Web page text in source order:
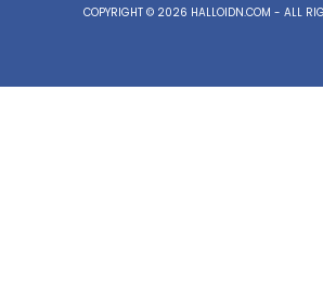
COPYRIGHT © 2026 HALLOIDN.COM - ALL